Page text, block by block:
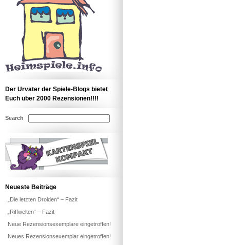
Der Urvater der Spiele-Blogs bietet
Euch über 2000 Rezensionen!!!!
Search
Neueste Beiträge
„Die letzten Droiden“ – Fazit
„Riffwelten“ – Fazit
Neue Rezensionsexemplare eingetroffen!
Neues Rezensionsexemplar eingetroffen!